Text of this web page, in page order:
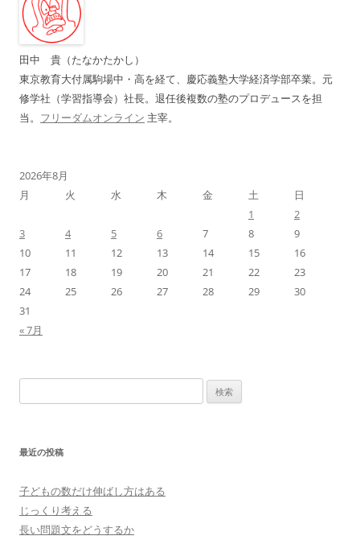
シ
ョ
ン
田中 貴（たなかたかし）
東京教育大付属駒場中・高を経て、慶応義塾大学経済学部卒業。元
修学社（学習指導会）社長。退任後複数の塾のプロデュースを担
当。 フリーダムオンライン 主宰。
2026年8月
月
火 水 木 金 土
日
1
2
3
4 5 6 7 8
9
10
11 12 13 14 15
16
17
18 19 20 21 22
23
24
25 26 27 28 29
30
31
« 7月
索:
最近の投稿
子どもの数だけ伸ばし方はある
じっくり考える
長い問題文をどうするか